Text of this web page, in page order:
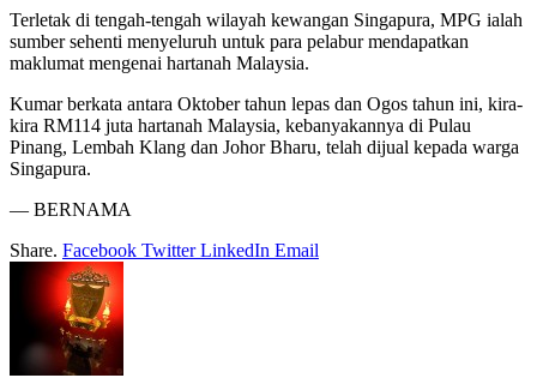
Terletak di tengah-tengah wilayah kewangan Singapura, MPG ialah
sumber sehenti menyeluruh untuk para pelabur mendapatkan
maklumat mengenai hartanah Malaysia.
Kumar berkata antara Oktober tahun lepas dan Ogos tahun ini, kira-
kira RM114 juta hartanah Malaysia, kebanyakannya di Pulau
Pinang, Lembah Klang dan Johor Bharu, telah dijual kepada warga
Singapura.
— BERNAMA
Share. Facebook Twitter LinkedIn Email